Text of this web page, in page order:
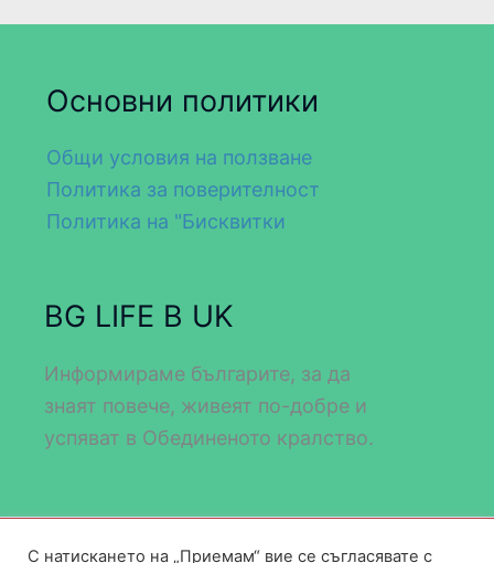
Основни политики
Общи условия на ползване
Политика за поверителност
Политика на "Бисквитки
BG LIFE В UK
Информираме българите, за да
знаят повече, живеят по-добре и
успяват в Обединеното кралство.
С натискането на „Приемам“ вие се съгласявате с